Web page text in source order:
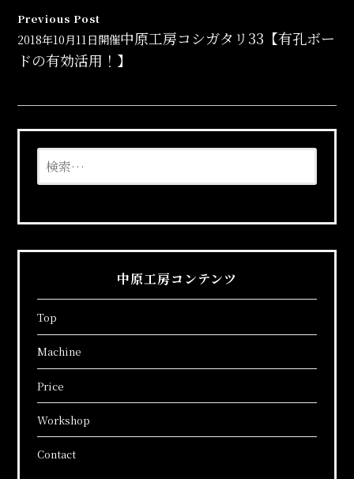
投
稿
ナ
ビ
ゲ
ー
シ
ン
Previous Post
2018年10月11日開催中原工房コシガタリ33【有孔ボー
ドの有効活用！】
索:
中原工房コンテンツ
Top
Machine
Price
Workshop
Contact